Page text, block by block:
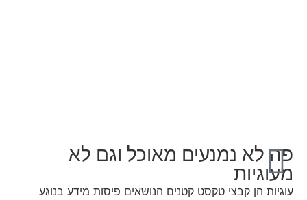
פה לא נמנעים מאוכל וגם לא
מעוגיות
עוגיות הן קבצי טקסט קטנים הנושאים פיסות מידע בנוגע